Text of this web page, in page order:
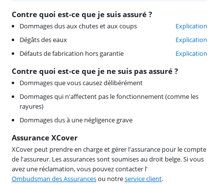
Contre quoi est-ce que je suis assuré ?
Dommages dus aux chutes et aux coups
Explication
Dégâts des eaux
Explication
Défauts de fabrication hors garantie
Explication
Contre quoi est-ce que je ne suis pas assuré ?
Dommages que vous causez délibérément
Dommages qui n'affectent pas le fonctionnement (comme les
rayures)
Dommages dus à une négligence grave
Assurance XCover
XCover peut prendre en charge et gérer l'assurance pour le compte
de l'assureur. Les assurances sont soumises au droit belge. Si vous
avez une réclamation, vous pouvez contacter l'
Ombudsman des Assurancesou notreservice client.